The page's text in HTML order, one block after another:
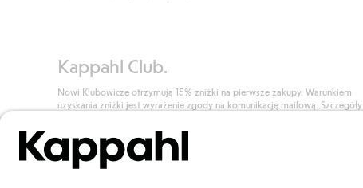
Kappahl Club.
Nowi Klubowicze otrzymują 15% zniżki na pierwsze zakupy. Warunkiem
uzyskania zniżki jest wyrażenie zgody na komunikację mailową. Szczegóły
Dołącz do Klubu!